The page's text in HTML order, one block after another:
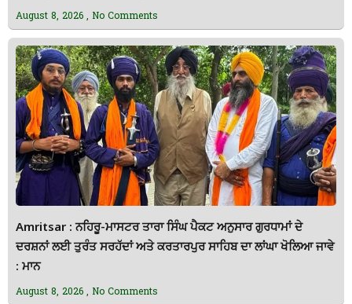
August 8, 2026 No Comments
Amritsar : ਨਹਿਰੂ-ਮਾਸਟਰ ਤਾਰਾ ਸਿੰਘ ਪੈਕਟ ਅਨੁਸਾਰ ਗੁਰਧਾਮਾਂ ਦੇ
ਦਰਸ਼ਨਾਂ ਲਈ ਤੁਰੰਤ ਸਰਹੱਦਾਂ ਅਤੇ ਕਰਤਾਰਪੁਰ ਸਾਹਿਬ ਦਾ ਲਾਂਘਾ ਖੋਲਿਆ ਜਾਵੇ
: ਮਾਨ
August 8, 2026 No Comments